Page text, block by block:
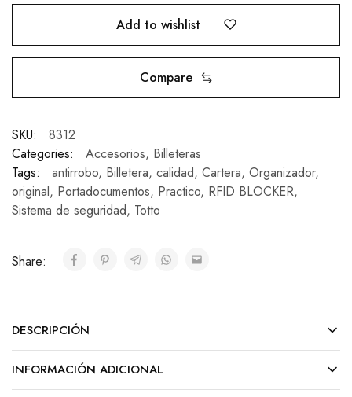
Add to wishlist
Compare
SKU:
8312
Categories:
Accesorios, Billeteras
Tags:
antirrobo, Billetera, calidad, Cartera, Organizador,
original, Portadocumentos, Practico, RFID BLOCKER,
Sistema de seguridad, Totto
Share:
DESCRIPCIÓN
INFORMACIÓN ADICIONAL